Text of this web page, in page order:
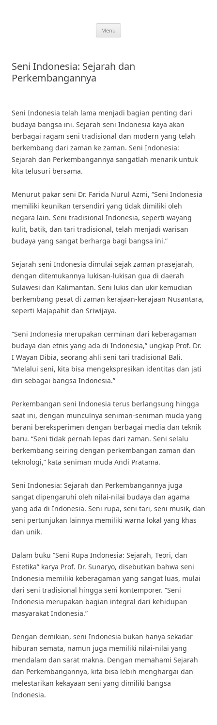
Menu
Seni Indonesia: Sejarah dan
Perkembangannya
Seni Indonesia telah lama menjadi bagian penting dari
budaya bangsa ini. Sejarah seni Indonesia kaya akan
berbagai ragam seni tradisional dan modern yang telah
berkembang dari zaman ke zaman. Seni Indonesia:
Sejarah dan Perkembangannya sangatlah menarik untuk
kita telusuri bersama.
Menurut pakar seni Dr. Farida Nurul Azmi, “Seni Indonesia
memiliki keunikan tersendiri yang tidak dimiliki oleh
negara lain. Seni tradisional Indonesia, seperti wayang
kulit, batik, dan tari tradisional, telah menjadi warisan
budaya yang sangat berharga bagi bangsa ini.”
Sejarah seni Indonesia dimulai sejak zaman prasejarah,
dengan ditemukannya lukisan-lukisan gua di daerah
Sulawesi dan Kalimantan. Seni lukis dan ukir kemudian
berkembang pesat di zaman kerajaan-kerajaan Nusantara,
seperti Majapahit dan Sriwijaya.
“Seni Indonesia merupakan cerminan dari keberagaman
budaya dan etnis yang ada di Indonesia,” ungkap Prof. Dr.
I Wayan Dibia, seorang ahli seni tari tradisional Bali.
“Melalui seni, kita bisa mengekspresikan identitas dan jati
diri sebagai bangsa Indonesia.”
Perkembangan seni Indonesia terus berlangsung hingga
saat ini, dengan munculnya seniman-seniman muda yang
berani bereksperimen dengan berbagai media dan teknik
baru. “Seni tidak pernah lepas dari zaman. Seni selalu
berkembang seiring dengan perkembangan zaman dan
teknologi,” kata seniman muda Andi Pratama.
Seni Indonesia: Sejarah dan Perkembangannya juga
sangat dipengaruhi oleh nilai-nilai budaya dan agama
yang ada di Indonesia. Seni rupa, seni tari, seni musik, dan
seni pertunjukan lainnya memiliki warna lokal yang khas
dan unik.
Dalam buku “Seni Rupa Indonesia: Sejarah, Teori, dan
Estetika” karya Prof. Dr. Sunaryo, disebutkan bahwa seni
Indonesia memiliki keberagaman yang sangat luas, mulai
dari seni tradisional hingga seni kontemporer. “Seni
Indonesia merupakan bagian integral dari kehidupan
masyarakat Indonesia.”
Dengan demikian, seni Indonesia bukan hanya sekadar
hiburan semata, namun juga memiliki nilai-nilai yang
mendalam dan sarat makna. Dengan memahami Sejarah
dan Perkembangannya, kita bisa lebih menghargai dan
melestarikan kekayaan seni yang dimiliki bangsa
Indonesia.